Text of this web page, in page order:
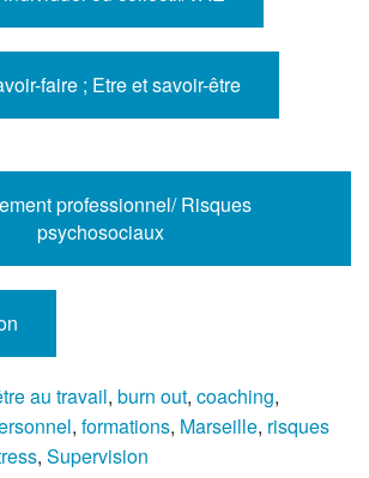
faire ; Etre et savoir-être
professionnel/ Risques
psychosociaux
au travail, burn out, coaching,
, formations, Marseille, risques
, Supervision